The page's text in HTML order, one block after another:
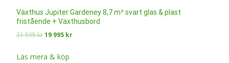
Växthus Jupiter Gardeney 8,7 m² svart glas & plast
fristående + Växthusbord
31 595krDet
priset
19 995 krDet
Läs mera & köp